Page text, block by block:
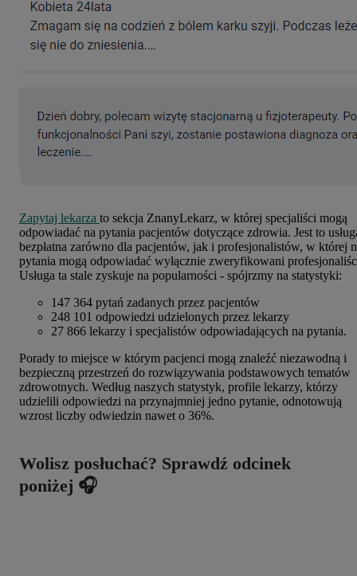
Zapytaj lekarza to sekcja ZnanyLekarz, w której specjaliści mogą
odpowiadać na pytania pacjentów dotyczące zdrowia. Jest to
bezpłatna zarówno dla pacjentów, jak i profesjonalistów, w której
pytania mogą odpowiadać wyłącznie zweryfikowani
Usługa ta stale zyskuje na popularności - spójrzmy na statystyki:
147 364 pytań zadanych przez pacjentów
248 101 odpowiedzi udzielonych przez lekarzy
27 866 lekarzy i specjalistów odpowiadających na pytania.
Porady to miejsce w którym pacjenci mogą znaleźć niezawodną i
bezpieczną przestrzeń do rozwiązywania podstawowych tematów
zdrowotnych. Według naszych statystyk, profile lekarzy, którzy
udzielili odpowiedzi na przynajmniej jedno pytanie, odnotowują
wzrost liczby odwiedzin nawet o 36%.
Wolisz posłuchać? Sprawdź odcinek
poniżej 🎧